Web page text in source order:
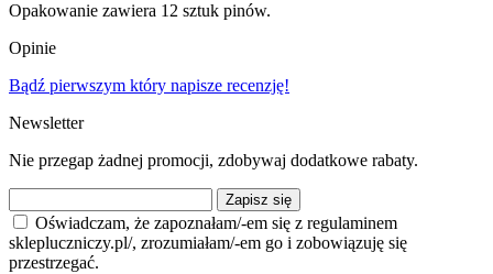
Opakowanie zawiera 12 sztuk pinów.
Opinie
Bądź pierwszym który napisze recenzję!
Newsletter
Nie przegap żadnej promocji, zdobywaj dodatkowe rabaty.
Zapisz się
Oświadczam, że zapoznałam/-em się z regulaminem
sklepluczniczy.pl/, zrozumiałam/-em go i zobowiązuję się
przestrzegać.